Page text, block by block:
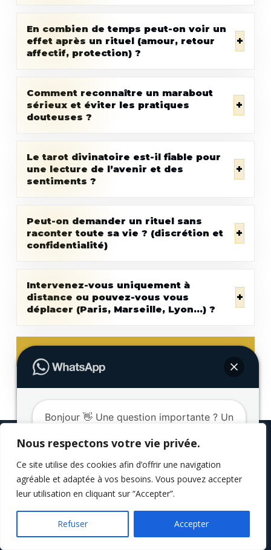
Nous respectons votre vie privée.
Ce site utilise des cookies afin d’offrir une navigation
agréable et adaptée à vos besoins. Vous pouvez accepter
leur utilisation en cliquant sur “Accepter”.
Refuser Accepter
En combien de temps peut-on voir un
effet après un rituel (amour, retour
affectif, protection) ?
+
Comment reconnaître un marabout
sérieux et éviter les pratiques
douteuses ?
+
Le tarot divinatoire est-il fiable pour
une lecture de l’avenir et des
sentiments ?
+
Peut-on demander un rituel sans
raconter toute sa vie ? (discrétion et
confidentialité)
+
Intervenez-vous uniquement à
distance ou pouvez-vous vous
déplacer (Paris, Marseille, Lyon…) ?
+
Contact— Parlez
directement àMarabout
Tourah
Une question précise, une situation urgente, un
doute avant de vous engager ? Ici, vous pouvez
Bonjour 👋 Une question importante ? Un
directement sur WhatsApp, je suis là
pour vous aider.